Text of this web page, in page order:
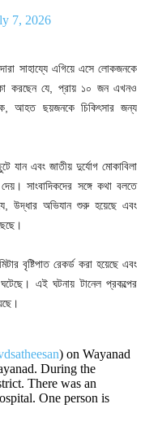
7, 2026
সাহায্যে এগিয়ে এসে লোকজনকে
করছেন যে, প্রায় ১০ জন এখনও
আহত ছয়জনকে চিকিৎসার জন্য
যান এবং জাতীয় দুর্যোগ মোকাবিলা
সাংবাদিকদের সঙ্গে কথা বলতে
উদ্ধার অভিযান শুরু হয়েছে এবং
বৃষ্টিপাত রেকর্ড করা হয়েছে এবং
এই ঘটনায় টানেল প্রকল্পের
) on Wayanad
During the
There was an
One person is